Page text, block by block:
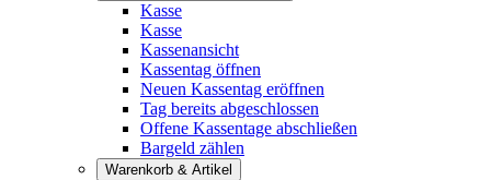
Kasse
Kasse
Kassenansicht
Kassentag öffnen
Neuen Kassentag eröffnen
Tag bereits abgeschlossen
Offene Kassentage abschließen
Bargeld zählen
Warenkorb & Artikel